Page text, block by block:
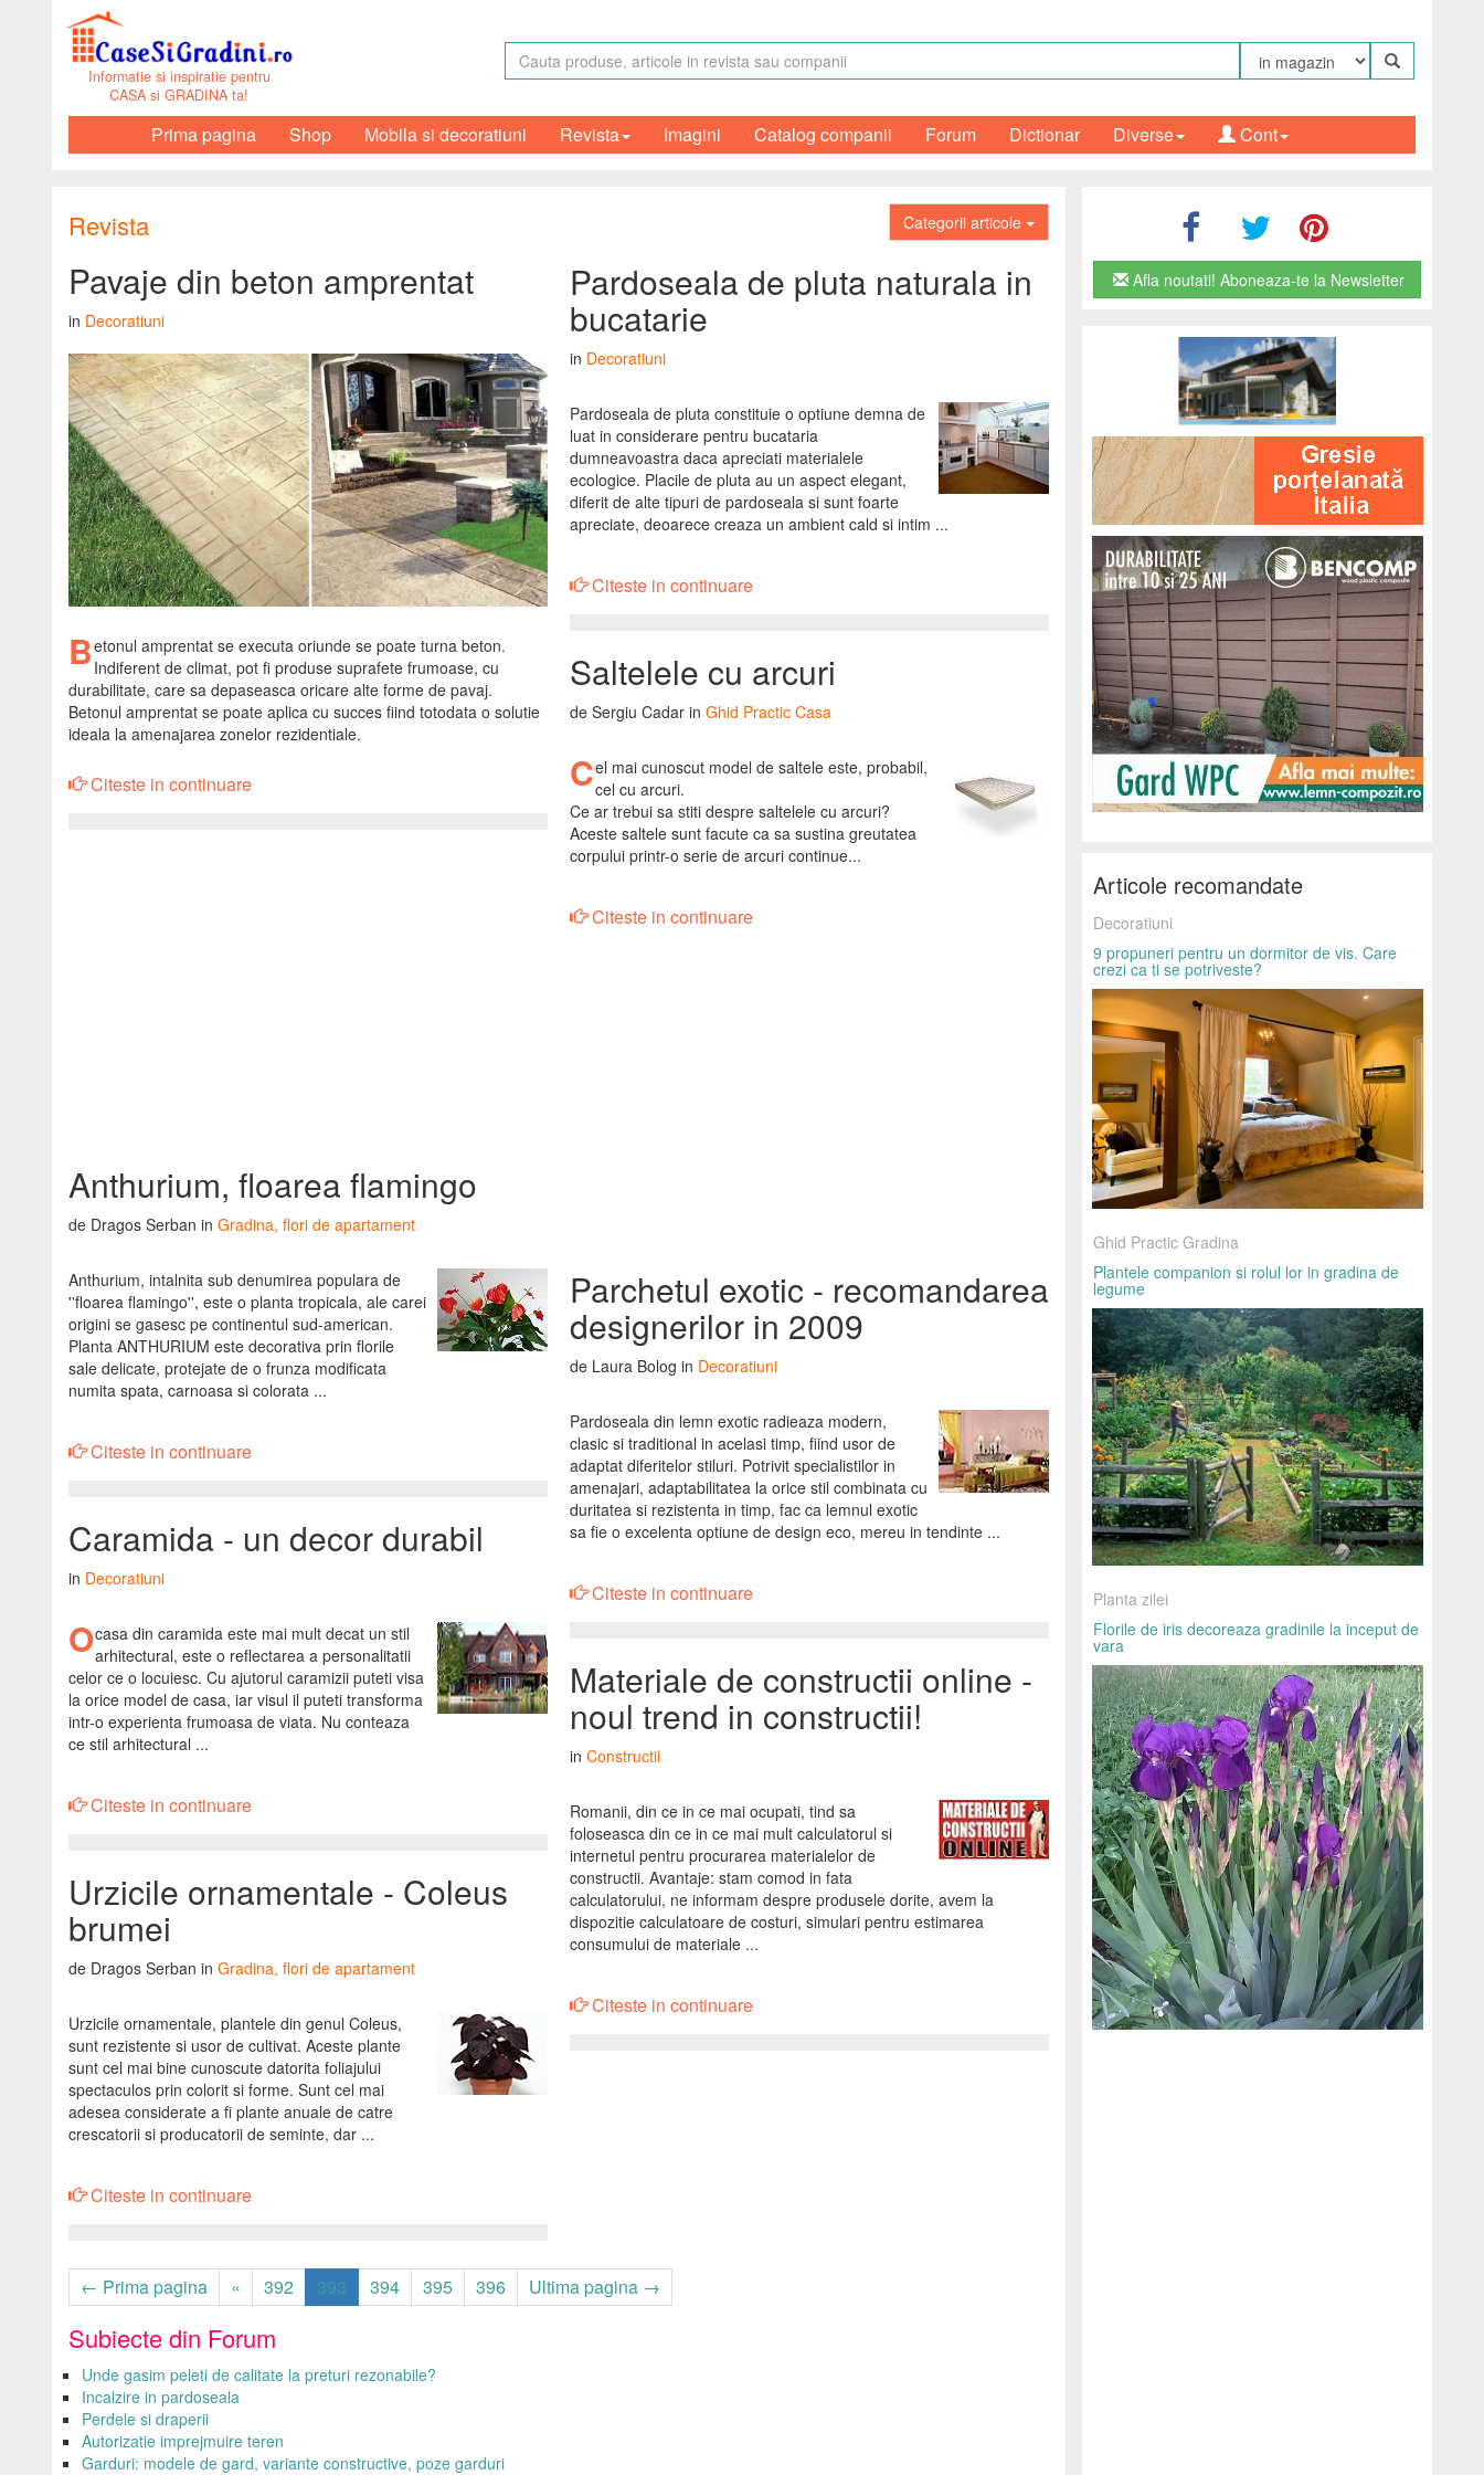
Informatie si inspiratie pentru
CASA si GRADINA ta!
Prima pagina Shop Mobila si decoratiuni Revista Imagini Catalog companii Forum Dictionar Cont
Diverse
Revista
Pavaje din beton amprentat
in Decoratiuni
Betonul amprentat se executa oriunde se poate turna beton.
Indiferent de climat, pot fi produse suprafete frumoase, cu
durabilitate, care sa depaseasca oricare alte forme de pavaj.
Betonul amprentat se poate aplica cu succes fiind totodata o solutie
ideala la amenajarea zonelor rezidentiale.
Citeste in continuare
Anthurium, floarea flamingo
de Dragos Serban in Gradina, flori de apartament
Anthurium, intalnita sub denumirea populara de
''floarea flamingo'', este o planta tropicala, ale carei
origini se gasesc pe continentul sud-american.
Planta ANTHURIUM este decorativa prin florile
sale delicate, protejate de o frunza modificata
numita spata, carnoasa si colorata ...
Citeste in continuare
Caramida - un decor durabil
in Decoratiuni
Ocasa din caramida este mai mult decat un stil
arhitectural, este o reflectarea a personalitatii
celor ce o locuiesc. Cu ajutorul caramizii puteti visa
la orice model de casa, iar visul il puteti transforma
intr-o experienta frumoasa de viata. Nu conteaza
ce stil arhitectural ...
Citeste in continuare
Urzicile ornamentale - Coleus
brumei
de Dragos Serban in Gradina, flori de apartament
Urzicile ornamentale, plantele din genul Coleus,
sunt rezistente si usor de cultivat. Aceste plante
sunt cel mai bine cunoscute datorita foliajului
spectaculos prin colorit si forme. Sunt cel mai
adesea considerate a fi plante anuale de catre
crescatorii si producatorii de seminte, dar ...
Citeste in continuare
Categorii articole
Pardoseala de pluta naturala in
bucatarie
in Decoratiuni
Pardoseala de pluta constituie o optiune demna de
luat in considerare pentru bucataria
dumneavoastra daca apreciati materialele
ecologice. Placile de pluta au un aspect elegant,
diferit de alte tipuri de pardoseala si sunt foarte
apreciate, deoarece creaza un ambient cald si intim ...
Citeste in continuare
Saltelele cu arcuri
de Sergiu Cadar in Ghid Practic Casa
Cel mai cunoscut model de saltele este, probabil,
cel cu arcuri.
Ce ar trebui sa stiti despre saltelele cu arcuri?
Aceste saltele sunt facute ca sa sustina greutatea
corpului printr-o serie de arcuri continue...
Citeste in continuare
Parchetul exotic - recomandarea
designerilor in 2009
de Laura Bolog in Decoratiuni
Pardoseala din lemn exotic radieaza modern,
clasic si traditional in acelasi timp, fiind usor de
adaptat diferitelor stiluri. Potrivit specialistilor in
amenajari, adaptabilitatea la orice stil combinata cu
duritatea si rezistenta in timp, fac ca lemnul exotic
sa fie o excelenta optiune de design eco, mereu in tendinte ...
Citeste in continuare
Materiale de constructii online -
noul trend in constructii!
in Constructii
Romanii, din ce in ce mai ocupati, tind sa
foloseasca din ce in ce mai mult calculatorul si
internetul pentru procurarea materialelor de
constructii. Avantaje: stam comod in fata
calculatorului, ne informam despre produsele dorite, avem la
dispozitie calculatoare de costuri, simulari pentru estimarea
consumului de materiale ...
Citeste in continuare
← Prima pagina « 392 393 394 395 396 Ultima pagina →
Subiecte din Forum
Unde gasim peleti de calitate la preturi rezonabile?
Incalzire in pardoseala
Perdele si draperii
Autorizatie imprejmuire teren
Garduri: modele de gard, variante constructive, poze garduri
Afla noutati! Aboneaza-te la Newsletter
Articole recomandate
Decoratiuni
9 propuneri pentru un dormitor de vis. Care
crezi ca ti se potriveste?
Ghid Practic Gradina
Plantele companion si rolul lor in gradina de
legume
Planta zilei
Florile de iris decoreaza gradinile la inceput de
vara